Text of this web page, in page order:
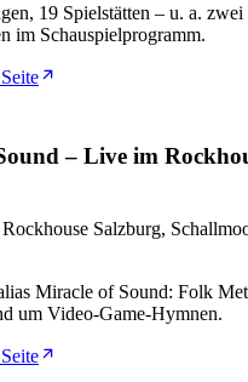
19 Spielstätten – u. a.
im Schauspielprogramm.
– Live im
Rockhouse Salzburg,
Miracle of Sound: Folk
um Video-Game-Hymnen.